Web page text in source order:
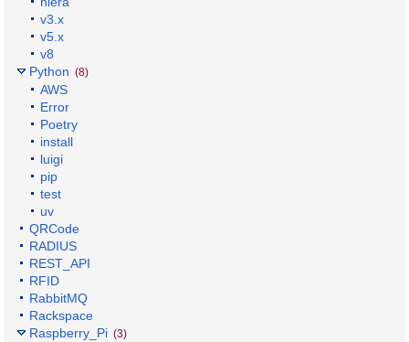
v3.x
v5.x
v8
Python (8)
AWS
Error
Poetry
install
luigi
pip
test
uv
QRCode
RADIUS
REST_API
RFID
RabbitMQ
Rackspace
Raspberry_Pi (3)